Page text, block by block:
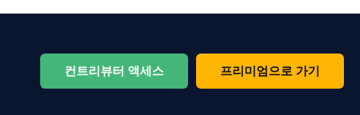
컨트리뷰터 액세스 프리미엄으로 가기